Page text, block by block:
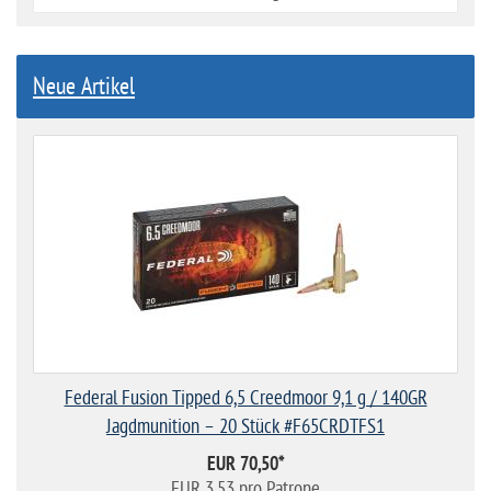
Neue Artikel
Federal Fusion Tipped 6,5 Creedmoor 9,1 g / 140GR
Jagdmunition – 20 Stück #F65CRDTFS1
EUR 70,50*